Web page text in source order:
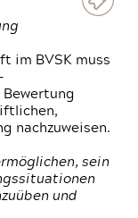
im BVSK muss
Bewertung
nachzuweisen.
sein
und